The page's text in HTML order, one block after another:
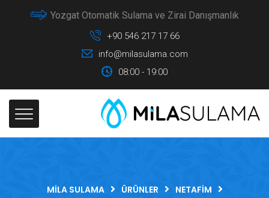
Yozgat Otomatik Sulama ve Zirai Danışmanlık
+90 546 217 17 66
info@milasulama.com
08:00 - 19:00
MILA SULAMA ÜRÜNLER
NETAFIM